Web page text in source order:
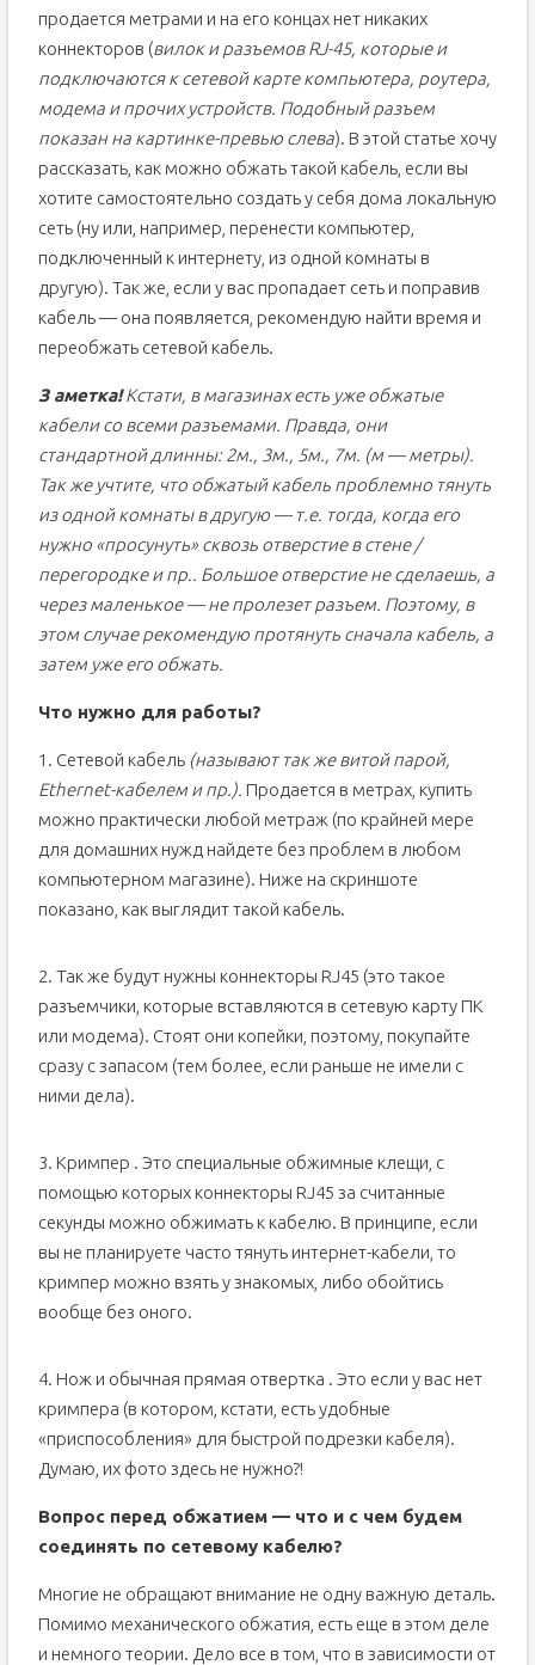
продается метрами и на его концах нет никаких
коннекторов (вилок и разъемов RJ-45, которые и
подключаются к сетевой карте компьютера, роутера,
модема и прочих устройств. Подобный разъем
показан на картинке-превью слева). В этой статье хочу
рассказать, как можно обжать такой кабель, если вы
хотите самостоятельно создать у себя дома локальную
сеть (ну или, например, перенести компьютер,
подключенный к интернету, из одной комнаты в
другую). Так же, если у вас пропадает сеть и поправив
кабель — она появляется, рекомендую найти время и
переобжать сетевой кабель.
З аметка!Кстати, в магазинах есть уже обжатые
кабели со всеми разъемами. Правда, они
стандартной длинны: 2м., 3м., 5м., 7м. (м — метры).
Так же учтите, что обжатый кабель проблемно тянуть
из одной комнаты в другую — т.е. тогда, когда его
нужно «просунуть» сквозь отверстие в стене /
перегородке и пр.. Большое отверстие не сделаешь, а
через маленькое — не пролезет разъем. Поэтому, в
этом случае рекомендую протянуть сначала кабель, а
затем уже его обжать.
Что нужно для работы?
1. Сетевой кабель (называют так же витой парой,
Ethernet-кабелем и пр.). Продается в метрах, купить
можно практически любой метраж (по крайней мере
для домашних нужд найдете без проблем в любом
компьютерном магазине). Ниже на скриншоте
показано, как выглядит такой кабель.
2. Так же будут нужны коннекторы RJ45 (это такое
разъемчики, которые вставляются в сетевую карту ПК
или модема). Стоят они копейки, поэтому, покупайте
сразу с запасом (тем более, если раньше не имели с
ними дела).
3. Кримпер . Это специальные обжимные клещи, с
помощью которых коннекторы RJ45 за считанные
секунды можно обжимать к кабелю. В принципе, если
вы не планируете часто тянуть интернет-кабели, то
кримпер можно взять у знакомых, либо обойтись
вообще без оного.
4. Нож и обычная прямая отвертка . Это если у вас нет
кримпера (в котором, кстати, есть удобные
«приспособления» для быстрой подрезки кабеля).
Думаю, их фото здесь не нужно?!
Вопрос перед обжатием — что и с чем будем
соединять по сетевому кабелю?
Многие не обращают внимание не одну важную деталь.
Помимо механического обжатия, есть еще в этом деле
и немного теории. Дело все в том, что в зависимости от